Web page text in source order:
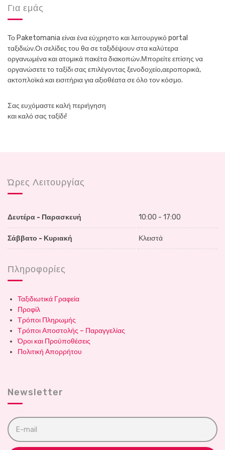
p
a
t
i
o
n
p
a
t
i
o
n
Για εμάς
Το Paketomania είναι ένα εύχρηστο και λειτουργικό portal
ταξιδιών.Οι σελίδες του θα σε ταξιδέψουν στα καλύτερα
οργανωμένα και ατομικά πακέτα διακοπών.Μπορείτε επίσης να
οργανώσετε το ταξίδι σας επιλέγοντας ξενοδοχείο,αεροπορικά,
ακτοπλοϊκά και εισιτήρια για αξιοθέατα σε όλο τον κόσμο.
Σας ευχόμαστε καλή περιήγηση
και καλό σας ταξίδι!
Ώρες Λειτουργίας
Δευτέρα - Παρασκευή 10:00 - 17:00
Σάββατο - Κυριακή Κλειστά
Πληροφορίες
Ταξιδιωτικά Γραφεία
Προφίλ
Τρόποι Πληρωμής
Τρόποι Αποστολής – Παραγγελίας
Όροι και Προϋποθέσεις
Πολιτική Απορρήτου
Newsletter
E
m
a